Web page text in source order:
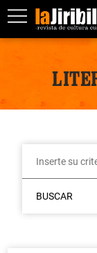
BUSCAR